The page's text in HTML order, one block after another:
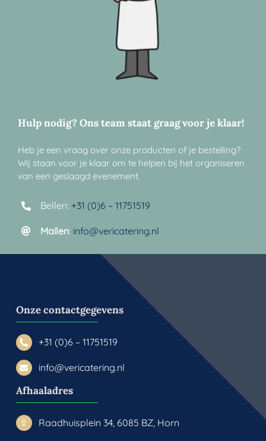
Hulp nodig? Ons team staat graag voor je klaar!
Heb je een vraag over onze producten of je bestelling?
Wij staan voor je klaar om te helpen bij het organiseren
van een geslaagd evenement.
Bellen: +31 (0)6 – 11751519
Mailen: info@vericatering.nl
Onze contactgegevens
+31 (0)6 – 11751519
info@vericatering.nl
Afhaaladres
Raadhuisplein 34, 6085 BZ, Horn